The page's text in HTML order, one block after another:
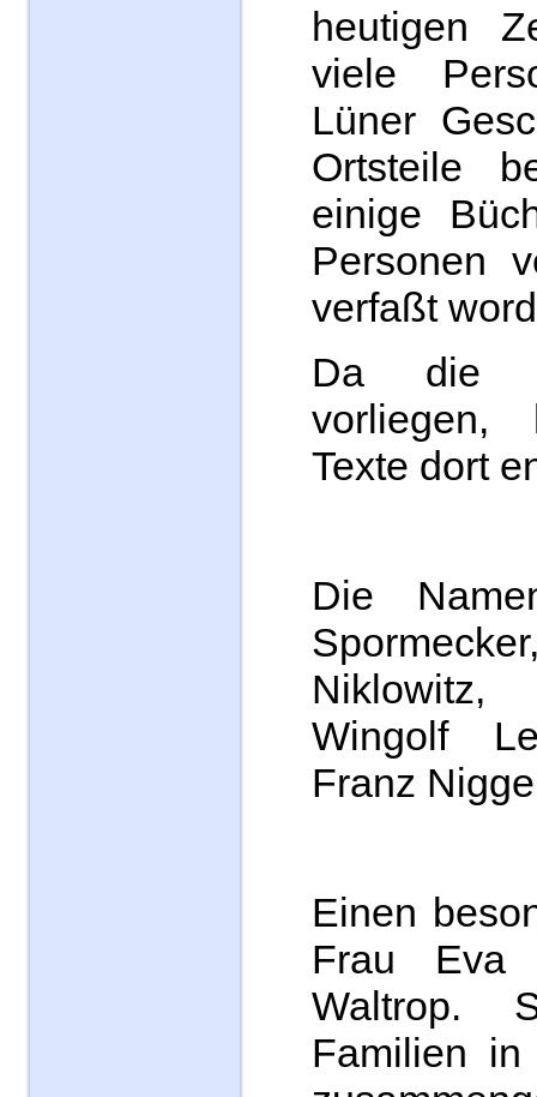
heutigen
viele
Lüner
Ortsteile
einige
Personen
verfaßt
Da die
Texte dort
Die
Wingolf
Franz
Einen
Frau Eva
Waltrop.
Familien